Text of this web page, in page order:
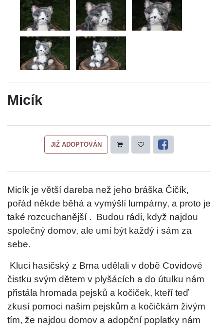
Micík
JIŽ ADOPTOVÁN
Micík je větší dareba než jeho bráška Čičík,
pořád někde běhá a vymýšlí lumpárny, a proto je
také rozcuchanější . Budou rádi, když najdou
společný domov, ale umí být každý i sám za
sebe.
Kluci hasičský z Brna udělali v době Covidové
čistku svým dětem v plyšácích a do útulku nám
přistála hromada pejsků a kočiček, kteří teď
zkusí pomoci našim pejskům a kočičkám živým
tím, že najdou domov a adopční poplatky nám